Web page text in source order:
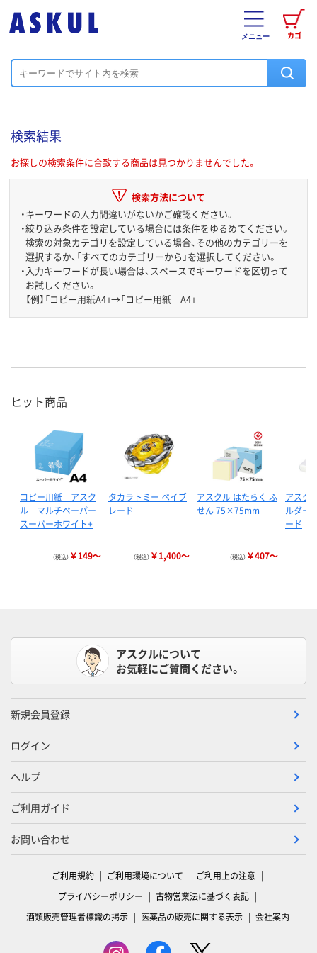
カゴ
メニュー
検索結果
お探しの検索条件に合致する商品は見つかりませんでした。
検索方法について
・キーワードの入力間違いがないかご確認ください。
・絞り込み条件を設定している場合には条件をゆるめてください。
検索の対象カテゴリを設定している場合、その他のカテゴリーを
選択するか、「すべてのカテゴリーから」を選択してください。
・ 入力キーワードが長い場合は、スペースでキーワードを区切って
お試しください。
【例】「コピー用紙A4」→「コピー用紙 A4」
ヒット商品
コピー用紙 アスク
ル マルチペーパー
スーパーホワイト+
（税込） ￥149～
タカラトミー ベイブ
レード
（税込） ￥1,400～
アスクル はたらく ふ
せん 75×75mm
（税込） ￥407～
アスク
ルダー
ード
アスクルについて
お気軽にご質問ください。
新規会員登録
ログイン
ヘルプ
ご利用ガイド
お問い合わせ
ご利用規約 ご利用環境について
ご利用上の注意
プライバシーポリシー
古物営業法に基づく表記
酒類販売管理者標識の掲示
医薬品の販売に関する表示 会社案内